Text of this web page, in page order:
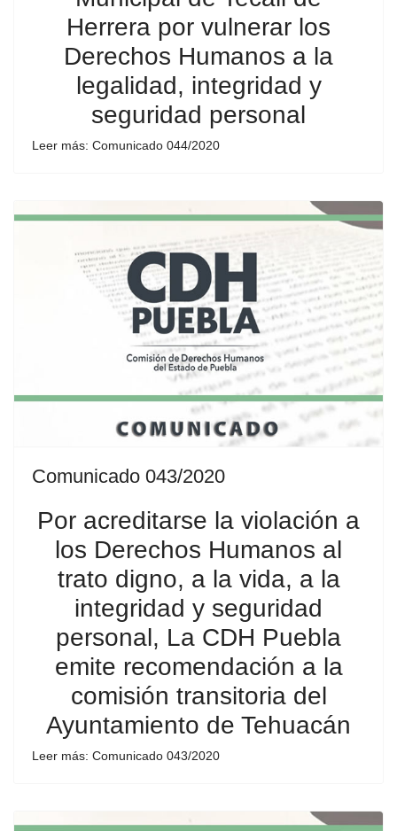
Herrera por vulnerar los
Derechos Humanos a la
legalidad, integridad y
seguridad personal
Leer más: Comunicado 044/2020
Comunicado 043/2020
Por acreditarse la violación a
los Derechos Humanos al
trato digno, a la vida, a la
integridad y seguridad
personal, La CDH Puebla
emite recomendación a la
comisión transitoria del
Ayuntamiento de Tehuacán
Leer más: Comunicado 043/2020